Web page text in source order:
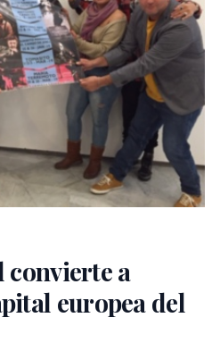
convierte a
europea del